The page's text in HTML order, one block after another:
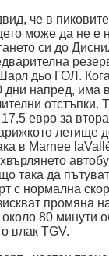
че в
може да не е
си до
дьо ГОЛ.
дни напред, има
отстъпки.
евро за
летище
в Marnee
така да
с нормална
промяна
80 минути
влак TGV.